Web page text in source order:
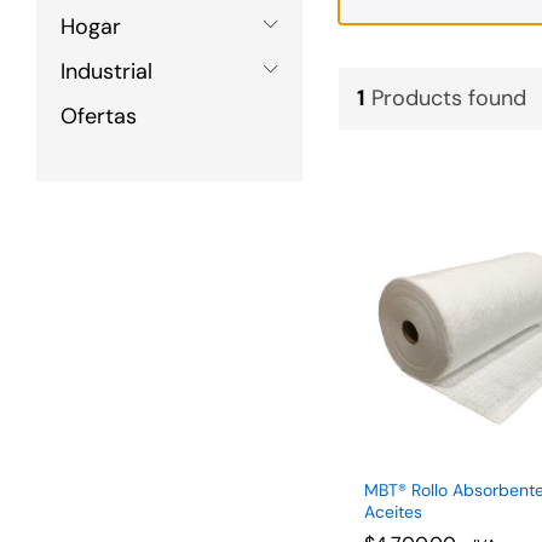
1 Products found
MBT® Rollo
Aceites
Hogar
Industrial
Ofertas